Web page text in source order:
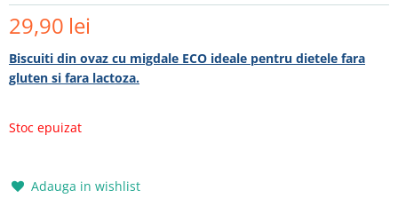
29,90 lei
Biscuiti din ovaz cu migdale ECO ideale pentru dietele fara
gluten si fara lactoza.
Stoc epuizat
Adauga in wishlist